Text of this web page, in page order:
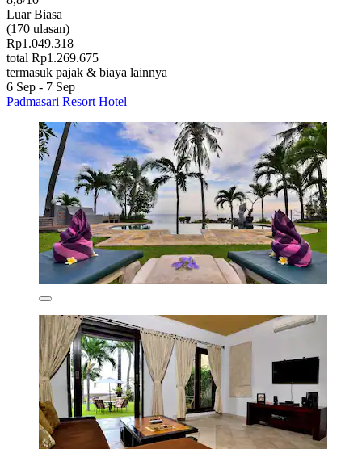
Luar Biasa
(170 ulasan)
Rp1.049.318
total Rp1.269.675
termasuk pajak & biaya lainnya
6 Sep - 7 Sep
Padmasari Resort Hotel